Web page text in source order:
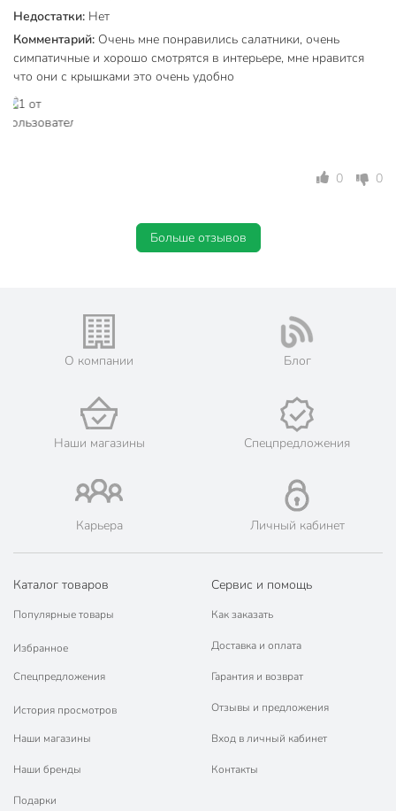
Страна производства
Коллекция
Daniks Флюид
серый
Можно мыть в посудомоечной
машине
Металлическая подставка
набор
с крышкой
упаковке
Дизайн
с рисунком
абстракция
круглый
Флюид
Вес в упаковке
1.85 кг
Габариты упаковки
11 x 20 x 20 см
Недостатки: Нет
Комментарий: Очень мне понравились салатники, очень
симпатичные и хорошо смотрятся в интерьере, мне нравится
что они с крышками это очень удобно
0 0
Больше отзывов
О компании Блог
Наши магазины Спецпредложения
Карьера Личный кабинет
Каталог товаров
Популярные товары
Избранное
Спецпредложения
История просмотров
Наши магазины
Наши бренды
Подарки
Сервис и помощь
Как заказать
Доставка и оплата
Гарантия и возврат
Отзывы и предложения
Вход в личный кабинет
Контакты